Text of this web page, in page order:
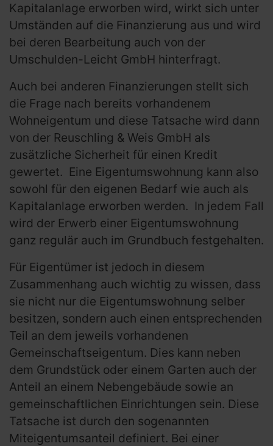
Kapitalanlage erworben wird, wirkt sich unter
Umständen auf die Finanzierung aus und wird
bei deren Bearbeitung auch von der
Umschulden-Leicht GmbH hinterfragt.
Auch bei anderen Finanzierungen stellt sich
die Frage nach bereits vorhandenem
Wohneigentum und diese Tatsache wird dann
von der Reuschling & Weis GmbH als
zusätzliche Sicherheit für einen Kredit
gewertet. Eine Eigentumswohnung kann also
sowohl für den eigenen Bedarf wie auch als
Kapitalanlage erworben werden. In jedem Fall
wird der Erwerb einer Eigentumswohnung
ganz regulär auch im Grundbuch festgehalten.
Für Eigentümer ist jedoch in diesem
Zusammenhang auch wichtig zu wissen, dass
sie nicht nur die Eigentumswohnung selber
besitzen, sondern auch einen entsprechenden
Teil an dem jeweils vorhandenen
Gemeinschaftseigentum. Dies kann neben
dem Grundstück oder einem Garten auch der
Anteil an einem Nebengebäude sowie an
gemeinschaftlichen Einrichtungen sein. Diese
Tatsache ist durch den sogenannten
Miteigentumsanteil definiert. Bei einer